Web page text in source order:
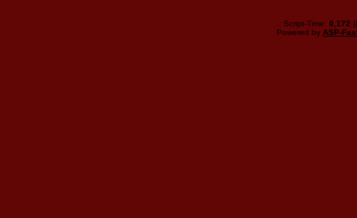
.: Script-Time: 0,172
Powered by ASP-